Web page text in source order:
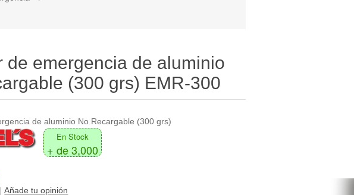
de emergencia de aluminio
(300 grs) EMR-300
de aluminio No Recargable (300 grs)
En Stock
+ de 3,000
Añade tu opinión